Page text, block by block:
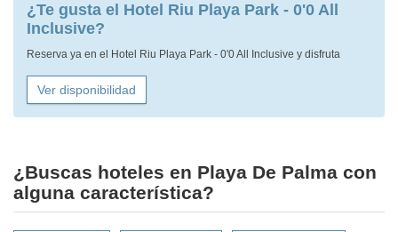
¿Te gusta el Hotel Riu Playa Park - 0'0 All
Inclusive?
Reserva ya en el Hotel Riu Playa Park - 0'0 All Inclusive y disfruta
Ver disponibilidad
¿Buscas hoteles en Playa De Palma con
alguna característica?